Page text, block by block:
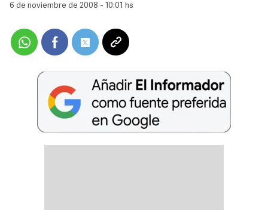
6 de noviembre de 2008 - 10:01 hs